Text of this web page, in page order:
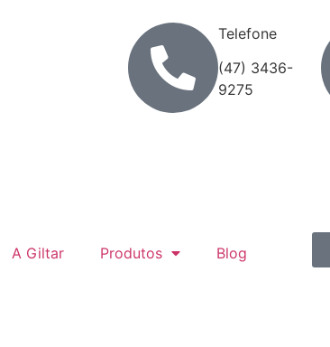
Telefone
(47) 3436-
9275
A Giltar Produtos Blog